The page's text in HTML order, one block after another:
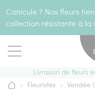
Canicule ? Nos fleurs
collection résistante à la
Livraison de fleurs
Accueil
› Fleuristes › Vendée